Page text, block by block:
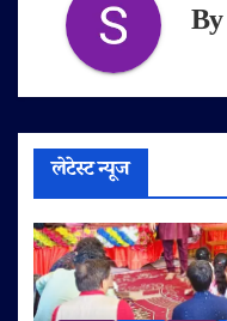
लेटेस्ट न्यूज